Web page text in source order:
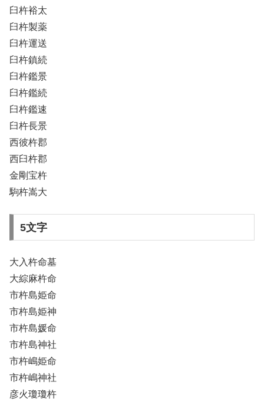
臼杵裕太
臼杵製薬
臼杵運送
臼杵鎮続
臼杵鑑景
臼杵鑑続
臼杵鑑速
臼杵長景
西彼杵郡
西臼杵郡
金剛宝杵
駒杵嵩大
5文字
大入杵命墓
大綜麻杵命
市杵島姫命
市杵島姫神
市杵島媛命
市杵島神社
市杵嶋姫命
市杵嶋神社
彦火瓊瓊杵